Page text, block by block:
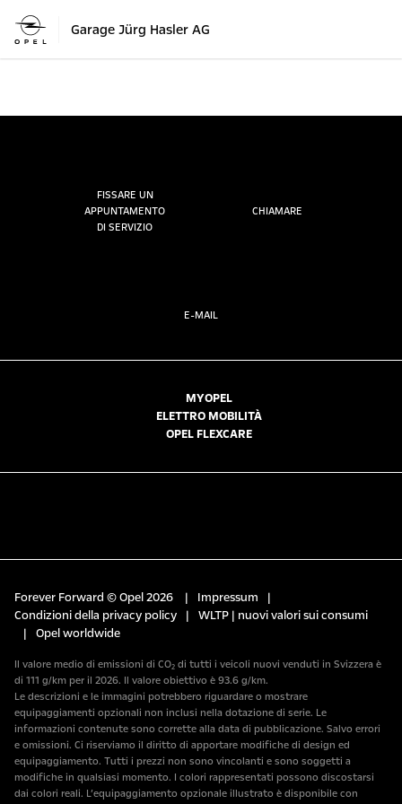
Garage Jürg Hasler AG
FISSARE UN
APPUNTAMENTO
DI SERVIZIO
CHIAMARE
E-MAIL
MYOPEL
ELETTRO MOBILITÀ
OPEL FLEXCARE
Forever Forward © Opel 2026 | Impressum
|
Condizioni della privacy policy
|
WLTP | nuovi valori sui consumi
|
Opel worldwide
Il valore medio di emissioni di CO₂ di tutti i veicoli nuovi venduti in Svizzera è
di 111 g/km per il 2026. Il valore obiettivo è 93.6 g/km.
Le descrizioni e le immagini potrebbero riguardare o mostrare
equipaggiamenti opzionali non inclusi nella dotazione di serie. Le
informazioni contenute sono corrette alla data di pubblicazione. Salvo errori
e omissioni. Ci riserviamo il diritto di apportare modifiche di design ed
equipaggiamento. Tutti i prezzi non sono vincolanti e sono soggetti a
modifiche in qualsiasi momento. I colori rappresentati possono discostarsi
dai colori reali. L’equipaggiamento opzionale illustrato è disponibile con